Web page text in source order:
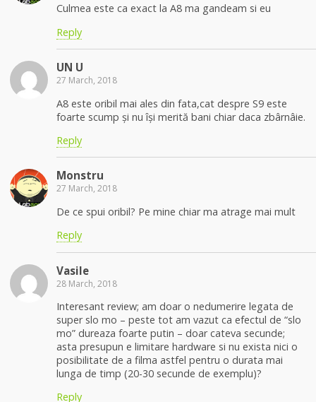
Culmea este ca exact la A8 ma gandeam si eu
Reply
UN U
27 March, 2018
A8 este oribil mai ales din fata,cat despre S9 este
foarte scump și nu își merită bani chiar daca zbârnâie.
Reply
Monstru
27 March, 2018
De ce spui oribil? Pe mine chiar ma atrage mai mult
Reply
Vasile
28 March, 2018
Interesant review; am doar o nedumerire legata de
super slo mo – peste tot am vazut ca efectul de “slo
mo” dureaza foarte putin – doar cateva secunde;
asta presupun e limitare hardware si nu exista nici o
posibilitate de a filma astfel pentru o durata mai
lunga de timp (20-30 secunde de exemplu)?
Reply